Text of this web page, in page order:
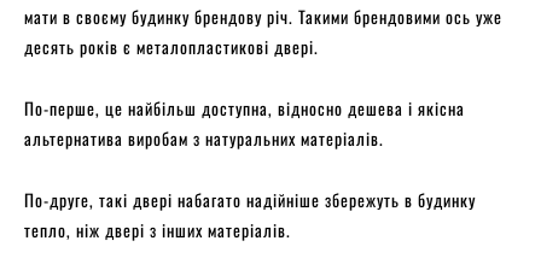
мати в своєму будинку брендову річ. Такими брендовими ось уже
десять років є металопластикові двері.
По-перше, це найбільш доступна, відносно дешева і якісна
альтернатива виробам з натуральних матеріалів.
По-друге, такі двері набагато надійніше збережуть в будинку
тепло, ніж двері з інших матеріалів.